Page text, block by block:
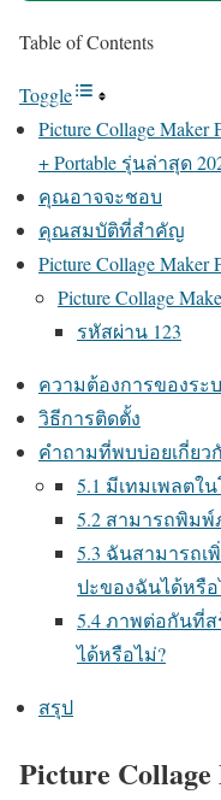
Table of Contents
Toggle
Picture Collage Maker
+ Portable รุ่นล่าสุด
คุณอาจจะชอบ
คุณสมบัติที่สำคัญ
Picture Collage Maker
Picture Collage
รหัสผ่าน 123
ความต้องการของระ
วิธีการติดตั้ง
คำถามที่พบบ่อยเกี่ยวกั
5.1 มีเทมเพลตใ
5.2 สามารถพิม
5.3 ฉันสามารถ
ปะของฉันได้หรือ
5.4 ภาพต่อกันที่
ได้หรือไม่?
สรุป
Picture